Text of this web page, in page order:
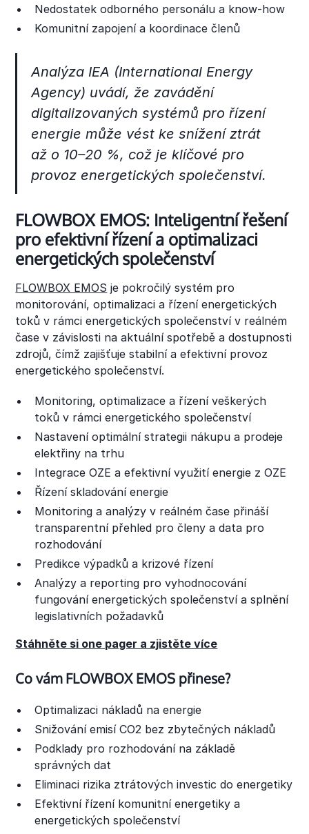
Nedostatek odborného personálu a know-how
Komunitní zapojení a koordinace členů
Analýza IEA (International Energy
Agency) uvádí, že zavádění
digitalizovaných systémů pro řízení
energie může vést ke snížení ztrát
až o 10–20 %, což je klíčové pro
provoz energetických společenství.
FLOWBOX EMOS: Inteligentní řešení
pro efektivní řízení a optimalizaci
energetických společenství
FLOWBOX EMOS je pokročilý systém pro
monitorování, optimalizaci a řízení energetických
toků v rámci energetických společenství v reálném
čase v závislosti na aktuální spotřebě a dostupnosti
zdrojů, čímž zajišťuje stabilní a efektivní provoz
energetického společenství.
Monitoring, optimalizace a řízení veškerých
toků v rámci energetického společenství
Nastavení optimální strategii nákupu a prodeje
elektřiny na trhu
Integrace OZE a efektivní využití energie z OZE
Řízení skladování energie
Monitoring a analýzy v reálném čase přináší
transparentní přehled pro členy a data pro
rozhodování
Predikce výpadků a krizové řízení
Analýzy a reporting pro vyhodnocování
fungování energetických společenství a splnění
legislativních požadavků
Stáhněte si one pager a zjistěte více
Co vám FLOWBOX EMOS přinese?
Optimalizaci nákladů na energie
Snižování emisí CO2 bez zbytečných nákladů
Podklady pro rozhodování na základě
správných dat
Eliminaci rizika ztrátových investic do energetiky
Efektivní řízení komunitní energetiky a
energetických společenství